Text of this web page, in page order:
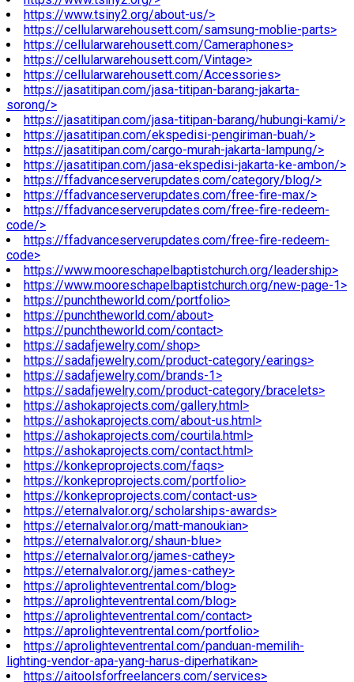
https://www.tsiny2.org/about-us/>
https://cellularwarehousett.com/samsung-moblie-parts>
https://cellularwarehousett.com/Cameraphones>
https://cellularwarehousett.com/Vintage>
https://cellularwarehousett.com/Accessories>
https://jasatitipan.com/jasa-titipan-barang-jakarta-
sorong/>
https://jasatitipan.com/jasa-titipan-barang/hubungi-kami/>
https://jasatitipan.com/ekspedisi-pengiriman-buah/>
https://jasatitipan.com/cargo-murah-jakarta-lampung/>
https://jasatitipan.com/jasa-ekspedisi-jakarta-ke-ambon/>
https://ffadvanceserverupdates.com/category/blog/>
https://ffadvanceserverupdates.com/free-fire-max/>
https://ffadvanceserverupdates.com/free-fire-redeem-
code/>
https://ffadvanceserverupdates.com/free-fire-redeem-
code>
https://www.mooreschapelbaptistchurch.org/leadership>
https://www.mooreschapelbaptistchurch.org/new-page-1>
https://punchtheworld.com/portfolio>
https://punchtheworld.com/about>
https://punchtheworld.com/contact>
https://sadafjewelry.com/shop>
https://sadafjewelry.com/product-category/earings>
https://sadafjewelry.com/brands-1>
https://sadafjewelry.com/product-category/bracelets>
https://ashokaprojects.com/gallery.html>
https://ashokaprojects.com/about-us.html>
https://ashokaprojects.com/courtila.html>
https://ashokaprojects.com/contact.html>
https://konkeproprojects.com/faqs>
https://konkeproprojects.com/portfolio>
https://konkeproprojects.com/contact-us>
https://eternalvalor.org/scholarships-awards>
https://eternalvalor.org/matt-manoukian>
https://eternalvalor.org/shaun-blue>
https://eternalvalor.org/james-cathey>
https://eternalvalor.org/james-cathey>
https://aprolighteventrental.com/blog>
https://aprolighteventrental.com/blog>
https://aprolighteventrental.com/contact>
https://aprolighteventrental.com/portfolio>
https://aprolighteventrental.com/panduan-memilih-
lighting-vendor-apa-yang-harus-diperhatikan>
https://aitoolsforfreelancers.com/services>